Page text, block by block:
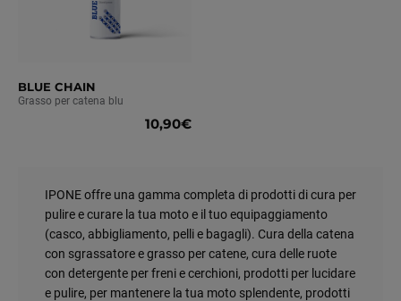
BLUE CHAIN
Grasso per catena blu
10,90€
IPONE offre una gamma completa di prodotti di cura per
pulire e curare la tua moto e il tuo equipaggiamento
(casco, abbigliamento, pelli e bagagli). Cura della catena
con sgrassatore e grasso per catene, cura delle ruote
con detergente per freni e cerchioni, prodotti per lucidare
e pulire, per mantenere la tua moto splendente, prodotti